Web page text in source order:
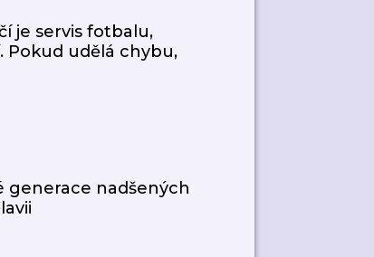
je servis fotbalu,
Pokud udělá chybu,
generace nadšených